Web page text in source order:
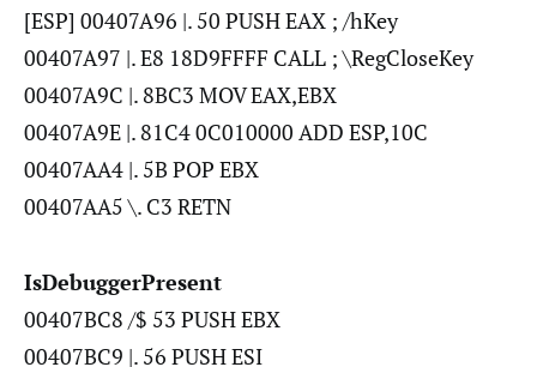
[ESP] 00407A96 |. 50 PUSH EAX ; /hKey
00407A97 |. E8 18D9FFFF CALL ; \RegCloseKey
00407A9C |. 8BC3 MOV EAX,EBX
00407A9E |. 81C4 0C010000 ADD ESP,10C
00407AA4 |. 5B POP EBX
00407AA5 \. C3 RETN
IsDebuggerPresent
00407BC8 /$ 53 PUSH EBX
00407BC9 |. 56 PUSH ESI